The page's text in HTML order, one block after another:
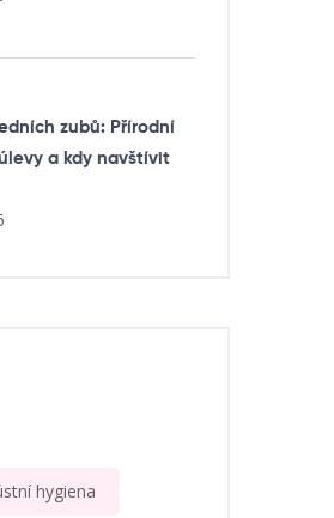
zubů: Přírodní
a kdy navštívit
hygiena